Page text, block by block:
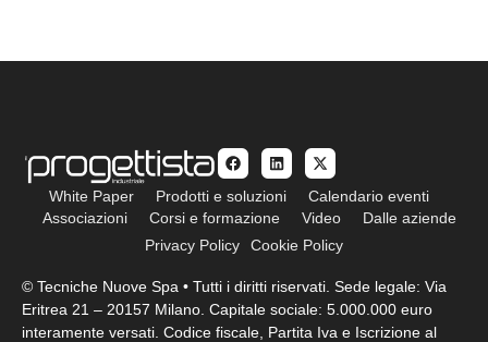
White Paper Prodotti e soluzioni
Calendario eventi
Associazioni
Corsi e formazione Video
Dalle aziende
Privacy Policy
Cookie Policy
© Tecniche Nuove Spa • Tutti i diritti riservati. Sede legale: Via
Eritrea 21 – 20157 Milano. Capitale sociale: 5.000.000 euro
interamente versati. Codice fiscale, Partita Iva e Iscrizione al